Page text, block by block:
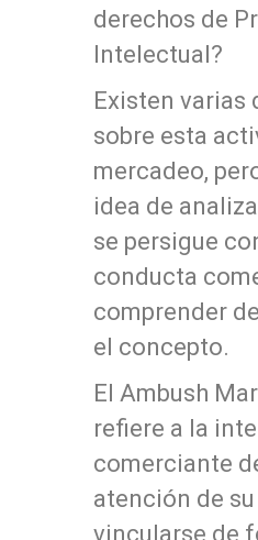
derechos de
Intelectual?
Existen
sobre esta
mercadeo,
idea de
se persigue
conducta
comprender
el concepto.
El Ambush
refiere a la
comerciante
atención de
vincularse de